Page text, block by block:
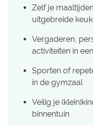
Zelf je
uitgebreide
Vergaderen,
activiteiten in
Sporten of
in de gymzaal
Veilig je
binnentuin